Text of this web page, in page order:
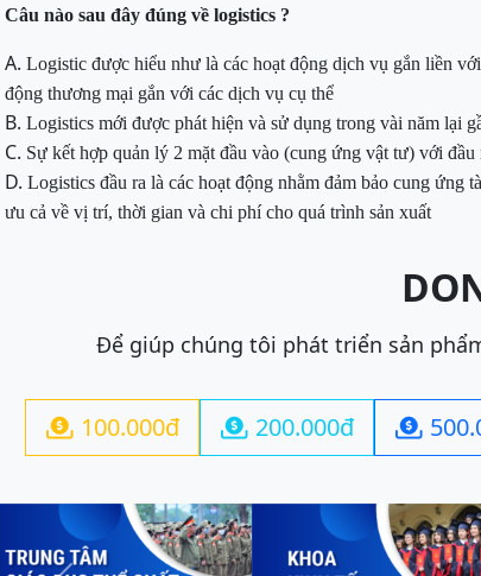
Câu nào sau đây đúng về logistics ?
A. Logistic được hiểu như là các hoạt động dịch vụ gắn liền
động thương mại gắn với các dịch vụ cụ thể
B. Logistics mới được phát hiện và sử dụng trong vài năm lại
C. Sự kết hợp quản lý 2 mặt đầu vào (cung ứng vật tư) với
D. Logistics đầu ra là các hoạt động nhằm đảm bảo cung
ưu cả về vị trí, thời gian và chi phícho quá trình sản xuất
Để giúp chúng tôi phát triển sản
 100.000đ  200.000đ 